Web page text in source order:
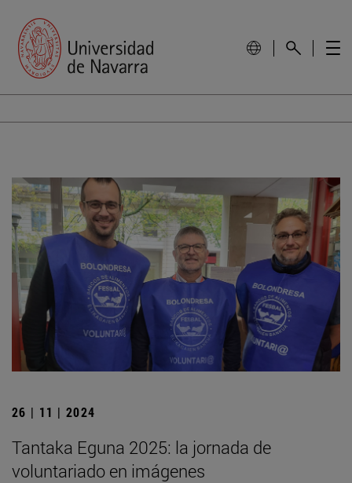
26 | 11 | 2024
Tantaka Eguna 2025: la jornada de
voluntariado en imágenes